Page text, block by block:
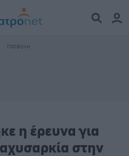
η έρευνα για
στην